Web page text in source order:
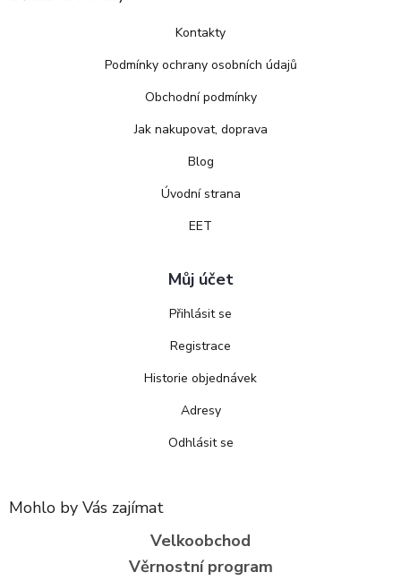
Kontakty
Podmínky ochrany osobních údajů
Obchodní podmínky
Jak nakupovat, doprava
Blog
Úvodní strana
EET
Můj účet
Přihlásit se
Registrace
Historie objednávek
Adresy
Odhlásit se
Mohlo by Vás zajímat
Velkoobchod
Věrnostní program